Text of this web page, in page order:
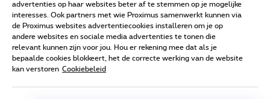
Alle rechten voorbehouden. © Proximus
Algemene voorwaarden, consumenteninfo
advertenties op haar websites beter af te stemmen op je mogelijke
interesses. Ook partners met wie Proximus samenwerkt kunnen via
de Proximus websites advertentiecookies installeren om je op
andere websites en sociale media advertenties te tonen die
relevant kunnen zijn voor jou. Hou er rekening mee dat als je
bepaalde cookies blokkeert, het de correcte werking van de website
kan verstoren Cookiebeleid